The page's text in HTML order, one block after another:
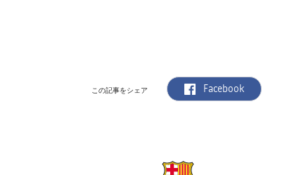
この記事をシェア label.aria.facebook
Facebook